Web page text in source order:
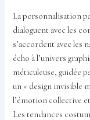
La personnalisation
dialoguent avec les
s’accordent avec les
écho à l’univers
méticuleuse, guidée
un « design invisible
l’émotion collective
Les tendances